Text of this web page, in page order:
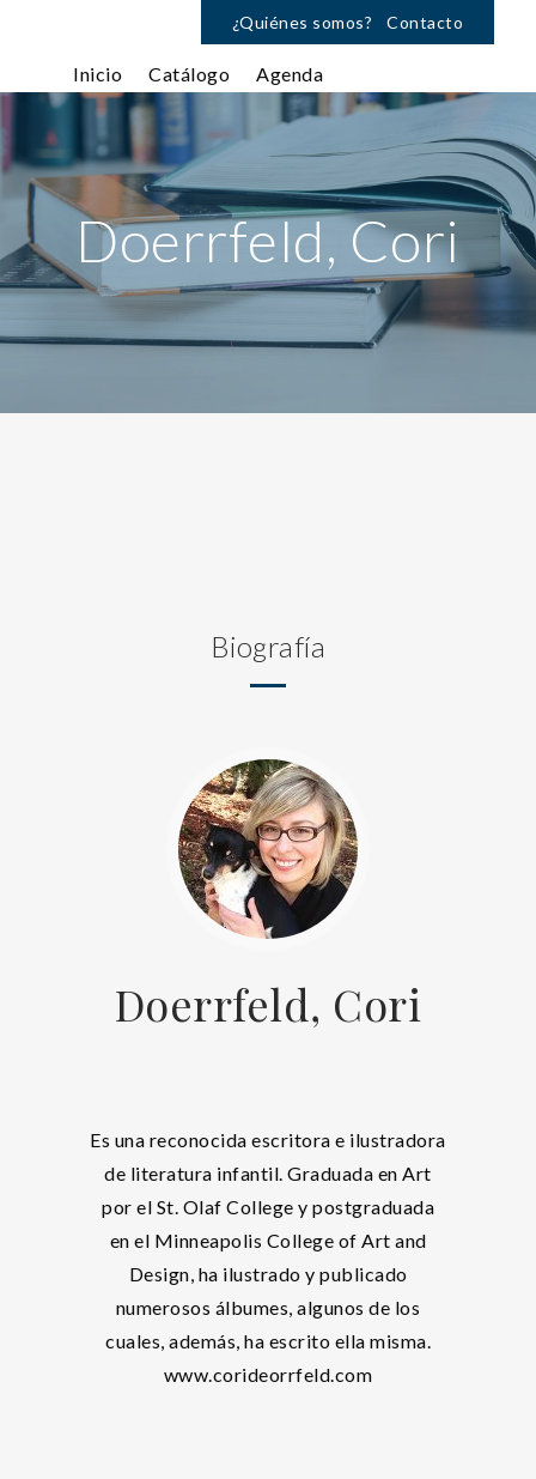
¿Quiénes somos? Contacto
Inicio Catálogo Agenda
Doerrfeld, Cori
Biografía
Doerrfeld, Cori
Es una reconocida escritora e ilustradora
de literatura infantil. Graduada en Art
por el St. Olaf College y postgraduada
en el Minneapolis College of Art and
Design, ha ilustrado y publicado
numerosos álbumes, algunos de los
cuales, además, ha escrito ella misma.
www.corideorrfeld.com